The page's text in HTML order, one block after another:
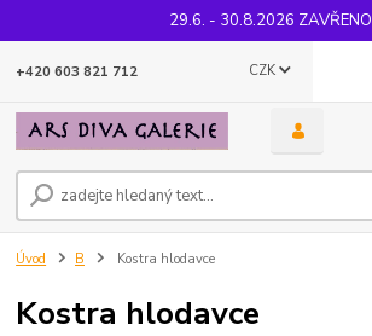
29.6. - 30.8.2026 ZAVŘENO
CZK
+420 603 821 712
Úvod B Kostra hlodavce
Kostra hlodavce